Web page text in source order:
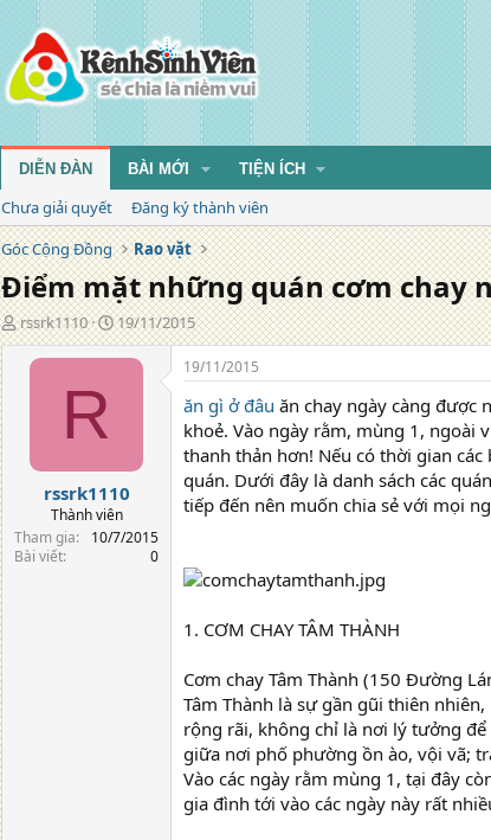
DIỄN ĐÀN BÀI MỚI TIỆN ÍCH
Chưa giải quyết
Đăng ký thành viên
Góc Cộng Đồng
Rao vặt
Điểm mặt những quán cơm chay
T
á
rssrk1110
N
g
à
g
19/11/2015
R
rssrk1110
Thành viên
Tham gia
10/7/2015
Bài viết
0
19/11/2015
ăn gì ở đâu ăn chay ngày càng được
khoẻ. Vào ngày rằm, mùng 1, ngoài
thanh thản hơn! Nếu có thời gian
quán. Dưới đây là danh sách các
tiếp đến nên muốn chia sẻ với mọi
1. CƠM CHAY TÂM THÀNH
Cơm chay Tâm Thành (150 Đường
Tâm Thành là sự gần gũi thiên
rộng rãi, không chỉ là nơi lý tưởng
giữa nơi phố phường ồn ào, vội vã;
Vào các ngày rằm mùng 1, tại đây
gia đình tới vào các ngày này rất